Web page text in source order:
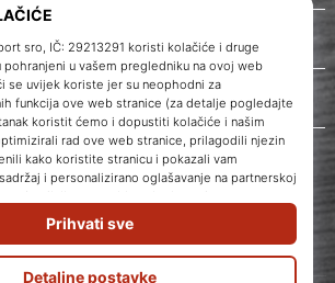
WePlayVolleyball.hr